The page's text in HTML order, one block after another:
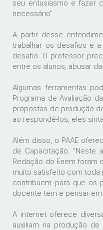
seu entusiasmo e fazer
necessário”.
A partir desse
trabalhar os desafios e
desafio. O professor
entre os alunos, abusar
Algumas ferramentas
Programa de Avaliação
propostas de produção
ao respondê-los, eles
Além disso, o PAAE
de Capacitação.
Redação do Enem foram
muito satisfeito com toda
contribuem para que os
docente tem e pensar em
A internet oferece
auxiliam na produção